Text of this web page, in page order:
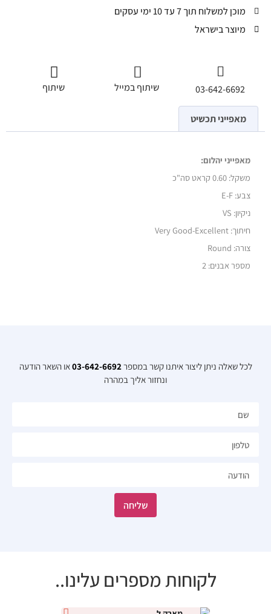
מוכן למשלוח תוך 7 עד 10 ימי עסקים
מיוצר בישראל
03-642-6692 שיתוף במייל שיתוף
מאפייני תכשיט
מאפייני יהלום:
משקל: 0.60 קראט סה"כ
צבע: E-F
ניקיון: VS
חיתוך: Very Good-Excellent
צורה: Round
מספר אבנים: 2
לכל שאלה ניתן ליצור איתנו קשר במספר03-642-6692או השאר הודעה
ונחזור אליך במהרה​
שליחה
לקוחות מספרים עלינו..